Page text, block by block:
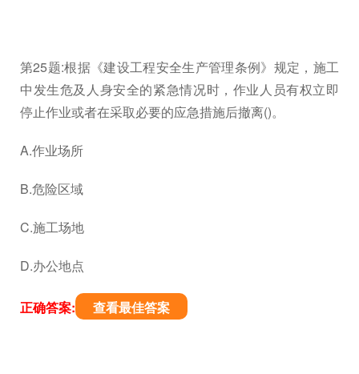
第25题:根据《建设工程安全生产管理条例》规定，施工
中发生危及人身安全的紧急情况时，作业人员有权立即
停止作业或者在采取必要的应急措施后撤离()。
A.作业场所
B.危险区域
C.施工场地
D.办公地点
正确答案: 查看最佳答案